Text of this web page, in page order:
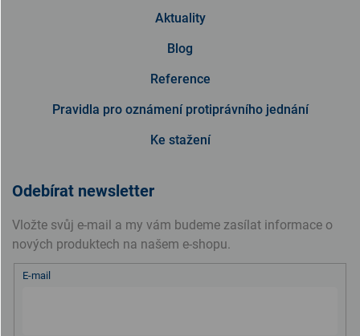
Aktuality
Blog
Reference
Pravidla pro oznámení protiprávního jednání
Ke stažení
Odebírat newsletter
Vložte svůj e-mail a my vám budeme zasílat informace o
nových produktech na našem e-shopu.
E-mail